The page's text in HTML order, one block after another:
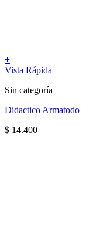
+
Vista Rápida
Sin categoría
Didactico Armatodo
$ 14.400